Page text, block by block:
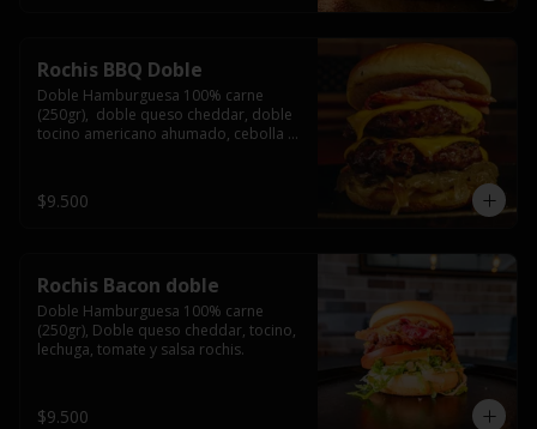
Rochis BBQ Doble
Doble Hamburguesa 100% carne
(250gr),  doble queso cheddar, doble
tocino americano ahumado, cebolla
$9.500
Rochis Bacon doble
Doble Hamburguesa 100% carne
(250gr), Doble queso cheddar, tocino,
lechuga, tomate y salsa rochis.
$9.500